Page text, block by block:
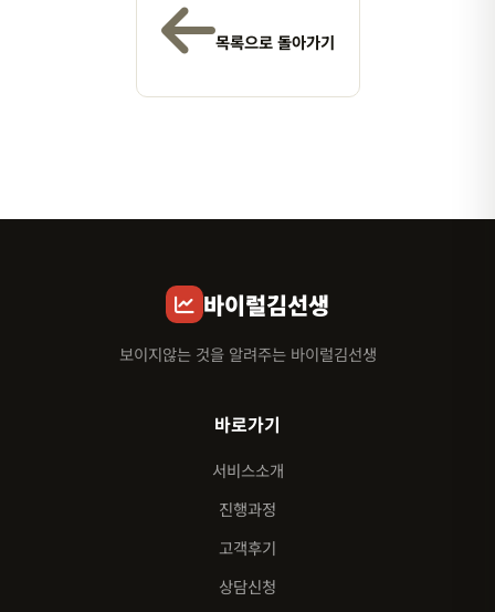
목록으로 돌아가기
바이럴김선생
보이지않는 것을 알려주는 바이럴김선생
바로가기
서비스소개
진행과정
고객후기
상담신청